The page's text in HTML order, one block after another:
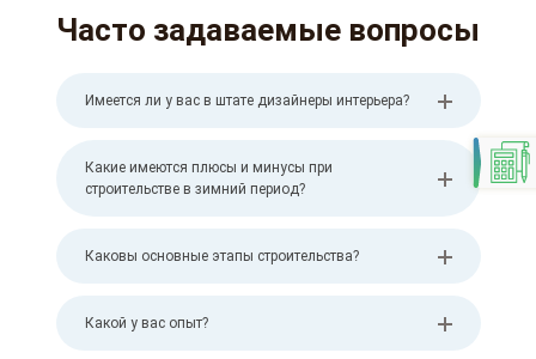
Часто задаваемые вопросы
Имеется ли у вас в штате дизайнеры интерьера?
Какие имеются плюсы и минусы при
строительстве в зимний период?
Каковы основные этапы строительства?
Какой у вас опыт?